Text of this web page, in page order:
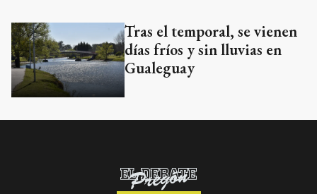
Tras el temporal, se vienen
días fríos y sin lluvias en
Gualeguay